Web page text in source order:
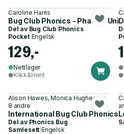
Caroline Harris
Bug Club Phonics - Phase 3
Del av Bug Club Phonics
Pocket| Engelsk
129,-
Nettlager
Klikk&Hent
Alison Hawes, Monica Hughes og
8 andre
International Bug Club Phonics
Del av Phonics Bug
Samlesett |Engelsk